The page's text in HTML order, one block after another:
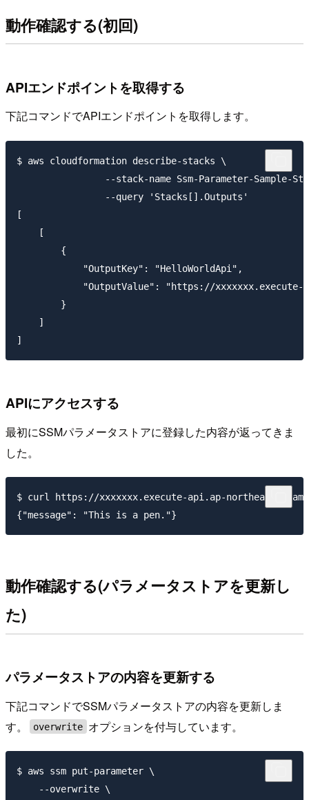
動作確認する(初回)
APIエンドポイントを取得する
下記コマンドでAPIエンドポイントを取得します。
$ aws cloudformation describe-stacks \
[
    [
        {
            "OutputKey": "HelloWorldApi",
"OutputValue": "https://
        }
    ]
APIにアクセスする
最初にSSMパラメータストアに登録した内容が返ってきま
した。
$ curl https://xxxxxxx.execute-api.ap-northeast-
動作確認する(パラメータストアを更新し
た)
パラメータストアの内容を更新する
下記コマンドでSSMパラメータストアの内容を更新しま
す。
overwrite オプションを付与しています。
$ aws ssm put-parameter \
    --overwrite \